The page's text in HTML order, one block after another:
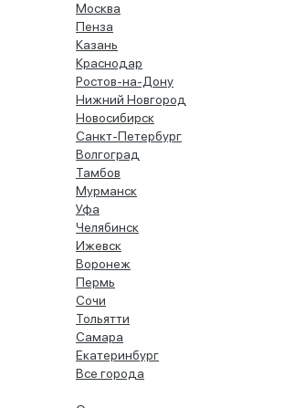
Москва
Пенза
Казань
Краснодар
Ростов-на-Дону
Нижний Новгород
Новосибирск
Санкт-Петербург
Волгоград
Тамбов
Мурманск
Уфа
Челябинск
Ижевск
Воронеж
Пермь
Сочи
Тольятти
Самара
Екатеринбург
Все города